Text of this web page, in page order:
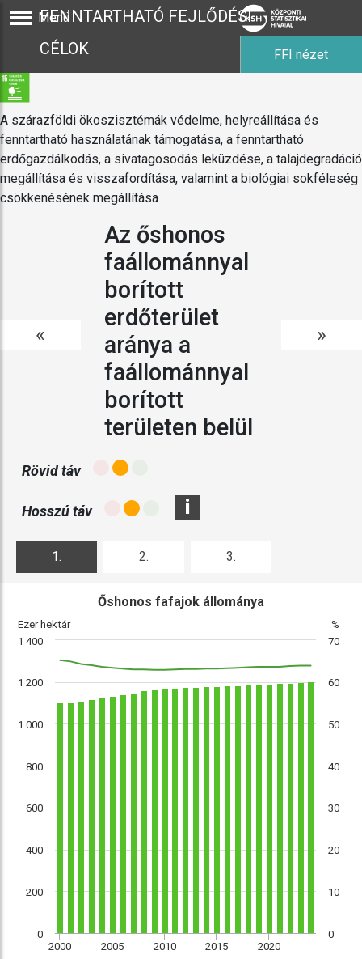
Menü
FENNTARTHATÓ FEJLŐDÉSI
CÉLOK
FFI nézet
A szárazföldi ökoszisztémák védelme, helyreállítása és
fenntartható használatának támogatása, a fenntartható
erdőgazdálkodás, a sivatagosodás leküzdése, a talajdegradáció
megállítása és visszafordítása, valamint a biológiai sokféleség
csökkenésének megállítása
«
Az őshonos
faállománnyal
borított
erdőterület
aránya a
faállománnyal
borított
területen belül
»
Rövid táv
Hosszú táv i
1. 2. 3.
Ezer hektár %
Őshonos fafajok állománya
2000 2005 2010 2015 2020
0
200
400
600
800
1 000
1 200
1 400
0
10
20
30
40
50
60
70